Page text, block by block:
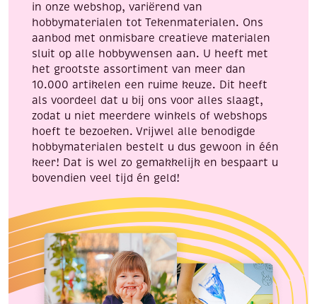
in onze webshop, variërend van
hobbymaterialen tot Tekenmaterialen. Ons
aanbod met onmisbare creatieve materialen
sluit op alle hobbywensen aan. U heeft met
het grootste assortiment van meer dan
10.000 artikelen een ruime keuze. Dit heeft
als voordeel dat u bij ons voor alles slaagt,
zodat u niet meerdere winkels of webshops
hoeft te bezoeken. Vrijwel alle benodigde
hobbymaterialen bestelt u dus gewoon in één
keer! Dat is wel zo gemakkelijk en bespaart u
bovendien veel tijd én geld!